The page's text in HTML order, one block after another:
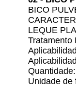
BICO
LEQUE
Tratamento
Unidade de